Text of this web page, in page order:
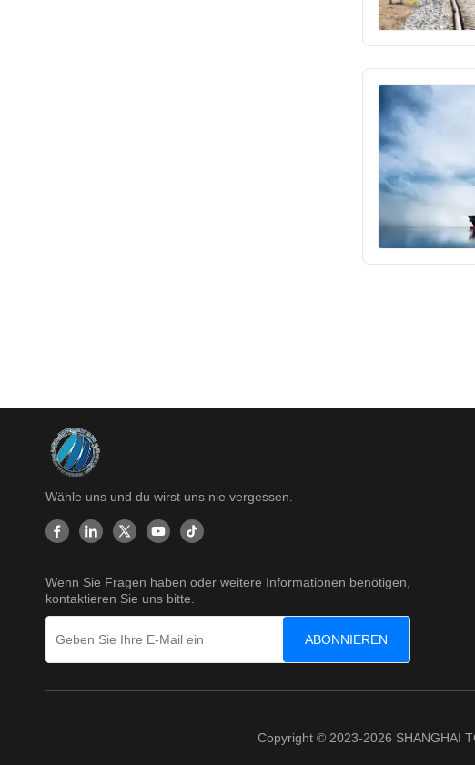
Wähle uns und du wirst uns nie vergessen.
Wenn Sie Fragen haben oder weitere Informationen benötigen,
kontaktieren Sie uns bitte.
ABONNIEREN
Copyright © 2023-2026 SHANGHAI